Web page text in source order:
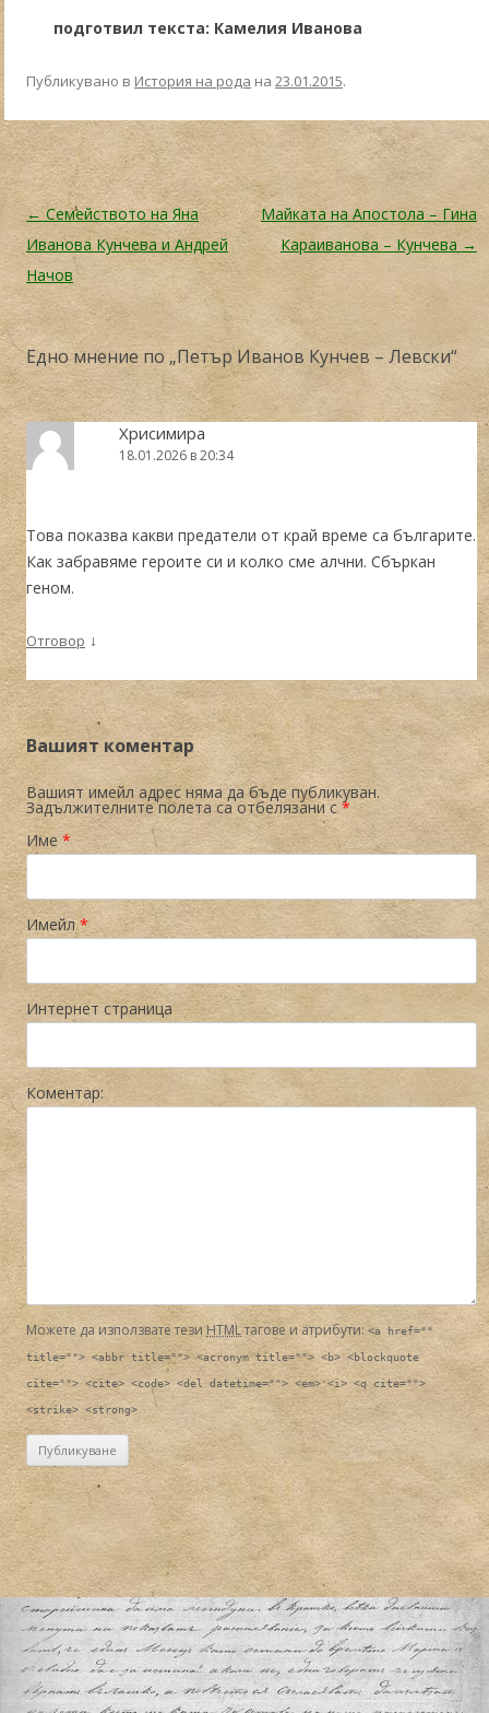
подготвил текста: Камелия Иванова
Публикувано в История на рода на 23.01.2015.
Навигация в публикациите
← Семейството на Яна
Иванова Кунчева и Андрей
Начов
Майката на Апостола – Гина
Караиванова – Кунчева →
Едно мнение по „Петър Иванов Кунчев – Левски“
Хрисимира
18.01.2026 в 20:34
Това показва какви предатели от край време са българите.
Как забравяме героите си и колко сме алчни. Сбъркан
геном.
Отговор ↓
Вашият коментар
Вашият имейл адрес няма да бъде публикуван.
Задължителните полета са отбелязани с *
Име*
Имейл*
Интернет страница
Коментар:
Можете да използвате тези HTMLтагове и атрибути: <a href=""
title=""> <abbr title=""> <acronym title=""> <b> <blockquote
cite=""> <cite> <code> <del datetime=""> <em> <i> <q cite="">
<strike> <strong>